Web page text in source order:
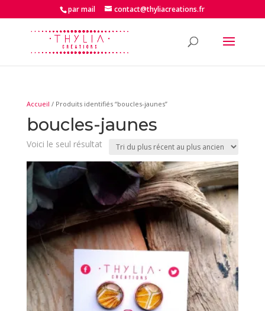
par mail contact@thyliacreations.fr
Accueil / Produits identifiés “boucles-jaunes”
boucles-jaunes
Voici le seul résultat